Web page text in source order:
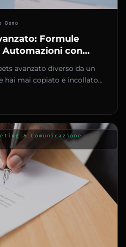
Bono
Formule
Automazioni con
avanzato diverso da un
hai mai copiato e incollato
& Comunicazione